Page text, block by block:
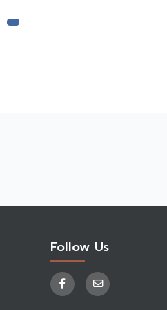
Follow Us